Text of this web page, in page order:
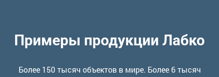
Примеры продукции Лабко
Более 150 тысяч объектов в мире. Более 6 тысяч